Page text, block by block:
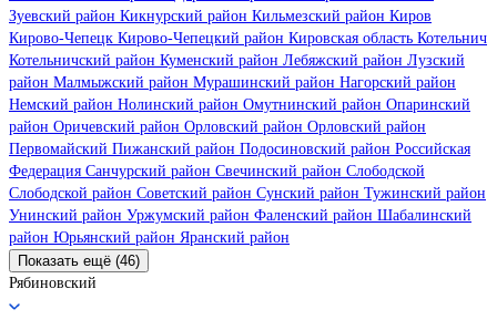
Зуевский район Кикнурский район Кильмезский район Киров
Кирово-Чепецк Кирово-Чепецкий район Кировская область Котельнич
Котельничский район Куменский район Лебяжский район Лузский
район Малмыжский район Мурашинский район Нагорский район
Немский район Нолинский район Омутнинский район Опаринский
район Оричевский район Орловский район Орловский район
Первомайский Пижанский район Подосиновский район Российская
Федерация Санчурский район Свечинский район Слободской
Слободской район Советский район Сунский район Тужинский район
Унинский район Уржумский район Фаленский район Шабалинский
район Юрьянский район Яранский район
Показать ещё (46)
Рябиновский